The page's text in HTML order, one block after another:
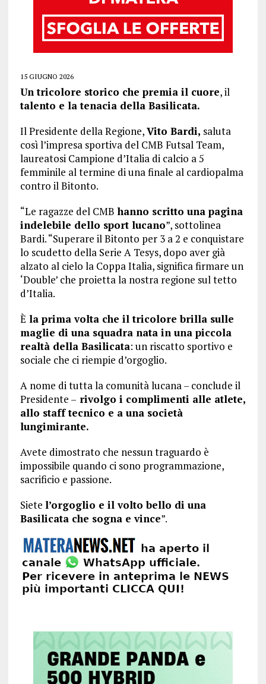
15 GIUGNO 2026
Un tricolore storico che premia il cuore, il
talento e la tenacia della Basilicata.
Il Presidente della Regione,Vito Bardi, saluta
così l’impresa sportiva del CMB Futsal Team,
laureatosi Campione d’Italia di calcio a 5
femminile al termine di una finale al cardiopalma
contro il Bitonto.
“Le ragazze del CMB hanno scritto una pagina
indelebile dello sport lucano”, sottolinea
Bardi. “Superare il Bitonto per 3 a 2 e conquistare
lo scudetto della Serie A Tesys, dopo aver già
alzato al cielo la Coppa Italia, significa firmare un
‘Double’ che proietta la nostra regione sul tetto
d’Italia.
È la prima volta che il tricolore brilla sulle
maglie di una squadra nata in una piccola
realtà della Basilicata: un riscatto sportivo e
sociale che ci riempie d’orgoglio.
A nome di tutta la comunità lucana – conclude il
Presidente – rivolgo i complimenti alle atlete,
allo staff tecnico e a una società
lungimirante.
Avete dimostrato che nessun traguardo è
impossibile quando ci sono programmazione,
sacrificio e passione.
Siete l’orgoglio e il volto bello di una
Basilicata che sogna e vince”.